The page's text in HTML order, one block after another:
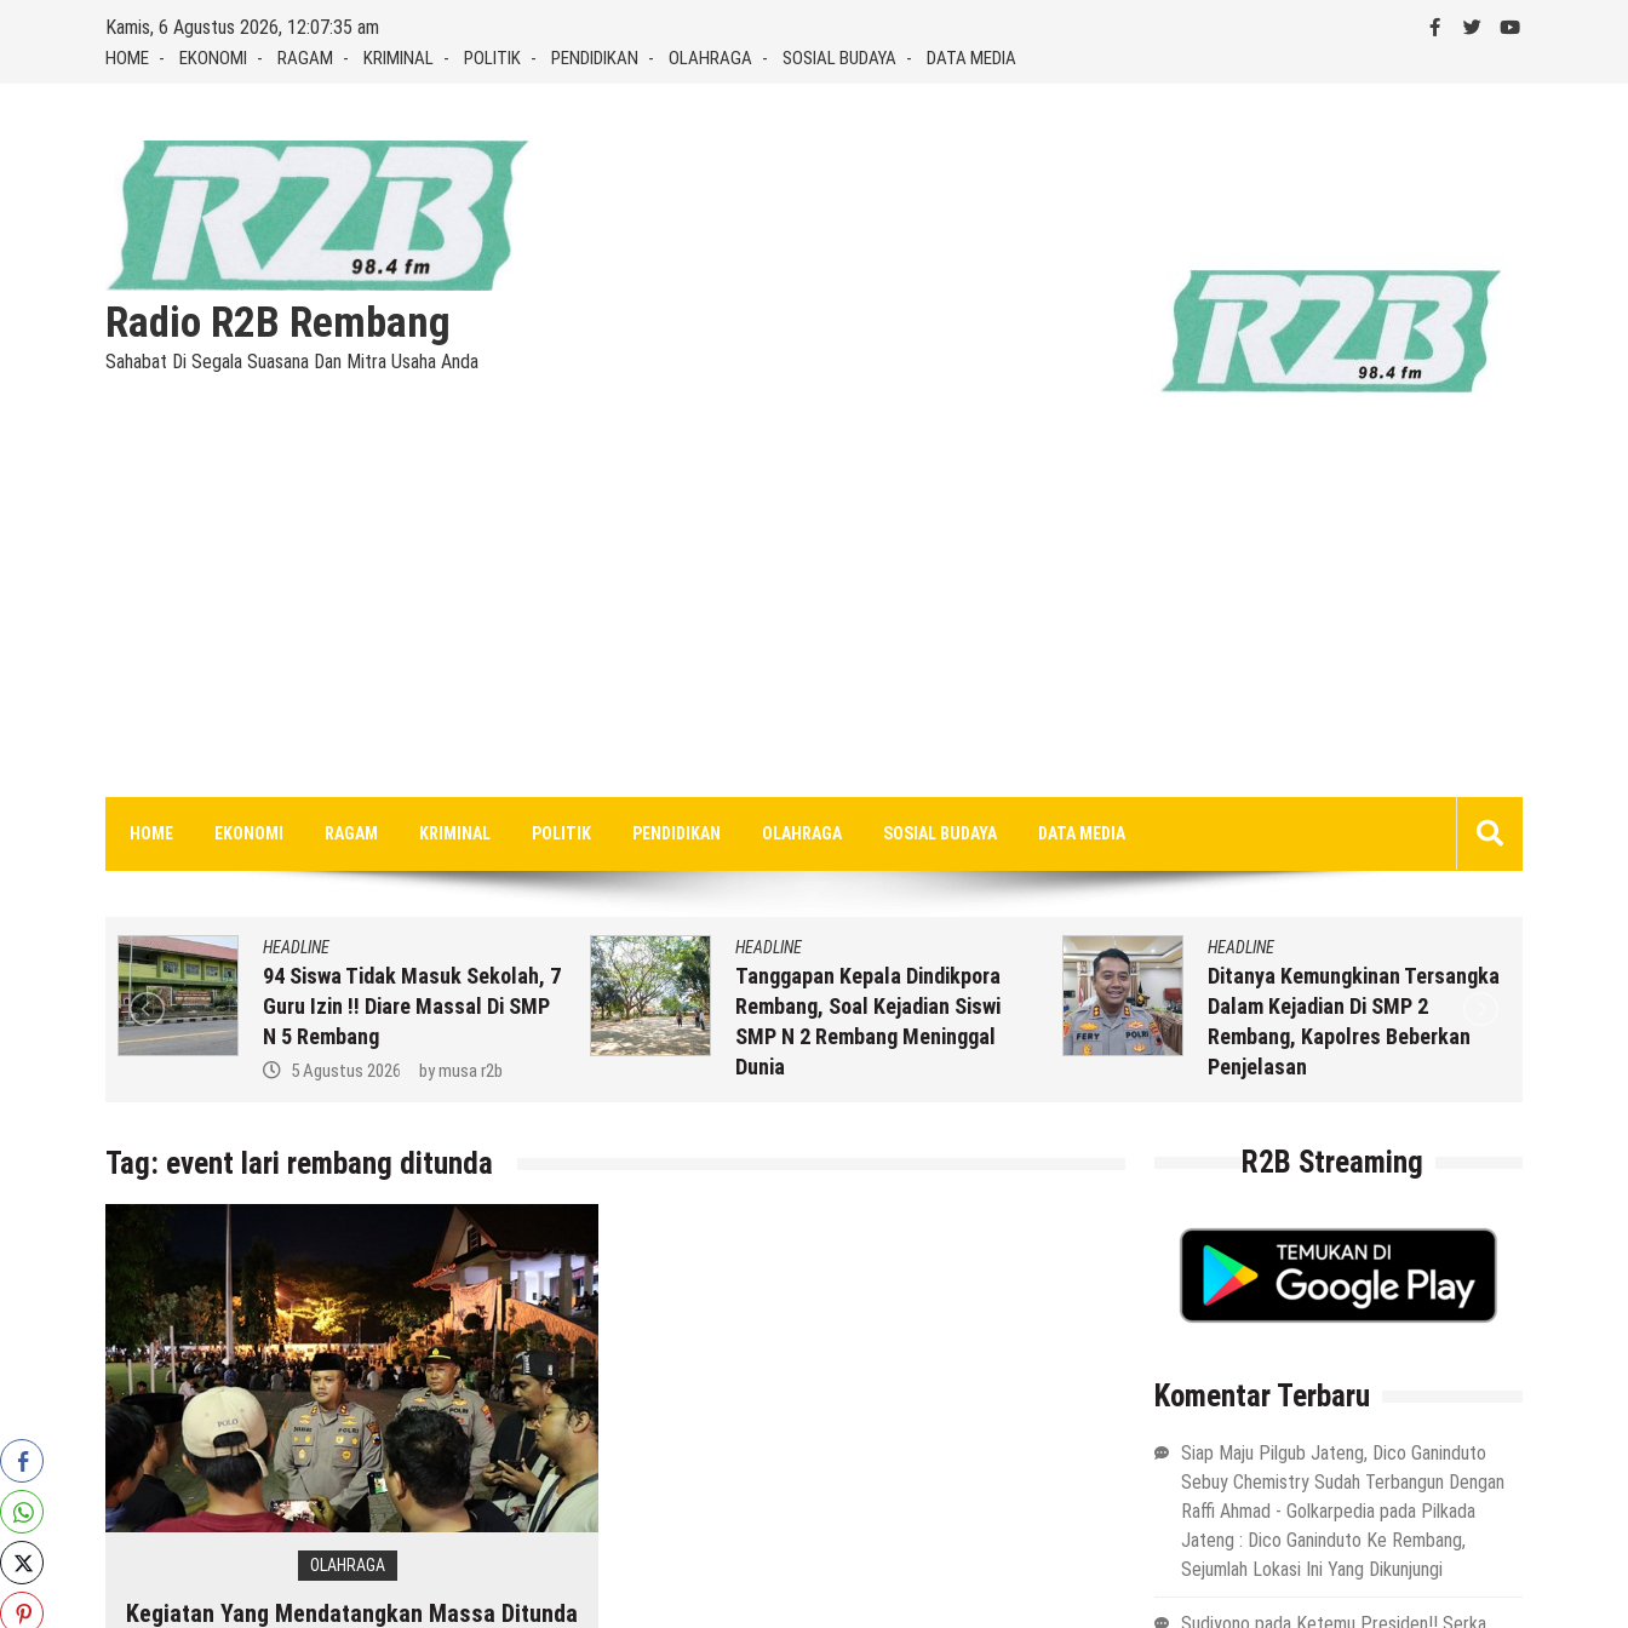
Kamis, 6 Agustus 2026, 12:07:36 am
HOME EKONOMI RAGAM KRIMINAL POLITIK PENDIDIKAN OLAHRAGA SOSIAL BUDAYA DATA MEDIA
Radio R2B Rembang
Sahabat Di Segala Suasana Dan Mitra Usaha Anda
HOME EKONOMI RAGAM KRIMINAL POLITIK PENDIDIKAN OLAHRAGA SOSIAL BUDAYA DATA MEDIA
HEADLINE
94 Siswa Tidak Masuk Sekolah, 7
Guru Izin !! Diare Massal Di SMP
N 5 Rembang
5 Agustus 2026 bymusa r2b
HEADLINE
Tanggapan Kepala Dindikpora
Rembang, Soal Kejadian Siswi
SMP N 2 Rembang Meninggal
Dunia
HEADLINE
Ditanya Kemungkinan Tersangka
Dalam Kejadian Di SMP 2
Rembang, Kapolres Beberkan
Penjelasan
Tag: event lari rembang ditunda
OLAHRAGA
Kegiatan Yang Mendatangkan Massa Ditunda
R2B Streaming
Komentar Terbaru
Siap Maju Pilgub Jateng, Dico Ganinduto
Sebuy Chemistry Sudah Terbangun Dengan
Raffi Ahmad - Golkarpedia pada Pilkada
Jateng : Dico Ganinduto Ke Rembang,
Sejumlah Lokasi Ini Yang Dikunjungi